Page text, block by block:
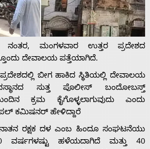
ಮಂಗಳವಾರ ಉತ್ತರ ಪ್ರದೇಶದ
ದೇವಾಲಯ ಪತ್ತೆಯಾಗಿದೆ.
ಬೀಗ ಹಾಕಿದ ಸ್ಥಿತಿಯಲ್ಲಿ ದೇವಾಲಯ
ಸುತ್ತ ಪೊಲೀಸ್ ಬಂದೋಬಸ್ತ್
ಕ್ರಮ ಕೈಗೊಳ್ಳಲಾಗುವುದು ಎಂದು
ಕಮಿಷನರ್ ಹೇಳಿದ್ದಾರೆ
ರಕ್ಷಕ ದಳ ಎಂಬ ಹಿಂದೂ ಸಂಘಟನೆಯು
ವರ್ಷಗಳಷ್ಟು ಹಳೆಯದಾಗಿದೆ ಮತ್ತು 40